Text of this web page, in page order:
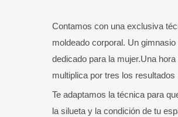
Contamos con una exclusiva
moldeado corporal. Un gimnasio
dedicado para la mujer.Una hora
multiplica por tres los resultados
Te adaptamos la técnica para
la silueta y la condición de tu